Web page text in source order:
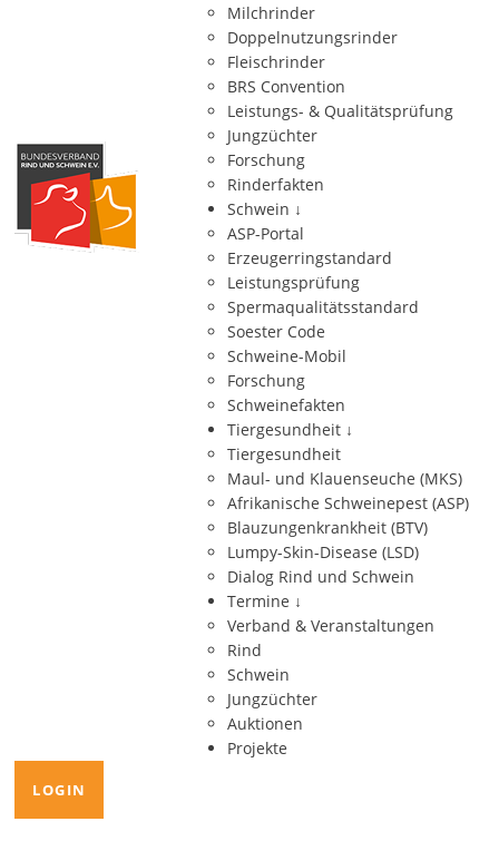
Milchrinder
Doppelnutzungsrinder
Fleischrinder
BRS Convention
Leistungs- & Qualitätsprüfung
Jungzüchter
Forschung
Rinderfakten
Schwein ↓
ASP-Portal
Erzeugerringstandard
Leistungsprüfung
Spermaqualitätsstandard
Soester Code
Schweine-Mobil
Forschung
Schweinefakten
Tiergesundheit ↓
Tiergesundheit
Maul- und Klauenseuche (MKS)
Afrikanische Schweinepest (ASP)
Blauzungenkrankheit (BTV)
Lumpy-Skin-Disease (LSD)
Dialog Rind und Schwein
Termine ↓
Verband & Veranstaltungen
Rind
Schwein
Jungzüchter
Auktionen
Projekte
LOGIN